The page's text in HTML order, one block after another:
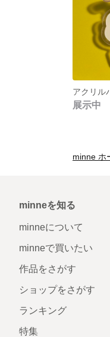
アクリ
展示中
minne ホ
minneを知る
minneについて
minneで買いたい
作品をさがす
ショップをさがす
ランキング
特集